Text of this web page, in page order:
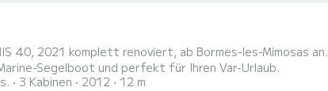
renoviert, ab Bormes-les-Mimosas an. Es ist komplett ausgestattet und
Segelboot und perfekt für Ihren Var-Urlaub.
3 Kabinen 2012 12 m